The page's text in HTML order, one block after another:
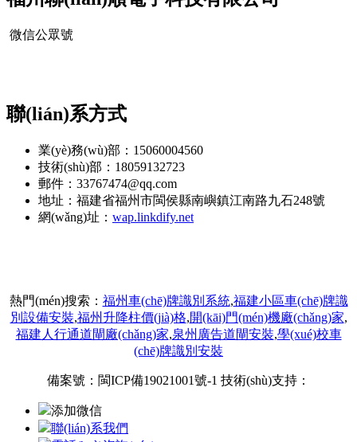
微信公眾號
聯(lián)系方式
業(yè)務(wù)部：15060004560
技術(shù)部：18059132723
郵件：33767474@qq.com
地址：福建省福州市閩侯縣南嶼鎮江南路九石248號
網(wǎng)址： wap.linkdify.net
熱門(mén)搜索： 福州車(chē)牌識別系統,福建小區車(chē)牌識
別設備安裝,福州升降柱價(jià)格,開(kāi)門(mén)機廠(chǎng)家,
福建人行通道閘廠(chǎng)家,泉州廣告道閘安裝,學(xué)校車
(chē)牌識別安裝
備案號： 閩ICP備19021001號-1 技術(shù)支持：
添加微信
聯(lián)系我們